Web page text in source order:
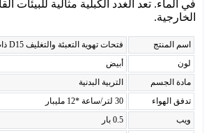
في الماء. تعد الغدد الكبلية مثالية للبيئات
الخارجية.
اسم المنتج
فتحات تهوية التعبئة والتغليف D15 ذات الضغط القابل للتركيب
لون
أبيض
مادة الجسم
التربية البدنية
تدفق الهواء
30 لتر/ساعة *12 مليبار
ويب
0.5 بار